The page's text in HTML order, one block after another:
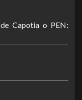
Capotia o PEN: